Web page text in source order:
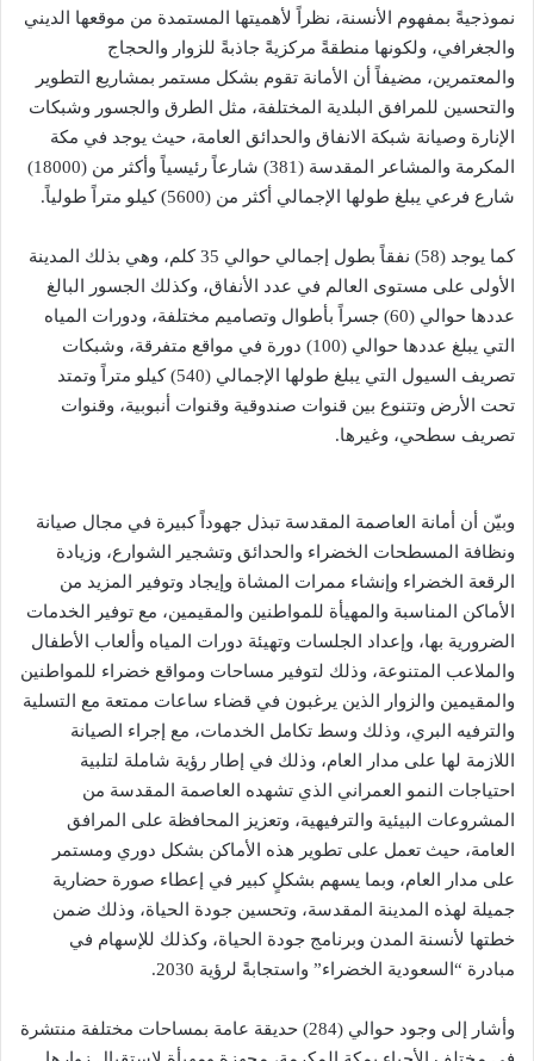
نموذجيةً بمفهوم الأنسنة، نظراً لأهميتها المستمدة من موقعها الديني
والجغرافي، ولكونها منطقةً مركزيةً جاذبةً للزوار والحجاج
والمعتمرين، مضيفاً أن الأمانة تقوم بشكل مستمر بمشاريع التطوير
والتحسين للمرافق البلدية المختلفة، مثل الطرق والجسور وشبكات
الإنارة وصيانة شبكة الانفاق والحدائق العامة، حيث يوجد في مكة
المكرمة والمشاعر المقدسة (381) شارعاً رئيسياً وأكثر من (18000)
شارع فرعي يبلغ طولها الإجمالي أكثر من (5600) كيلو متراً طولياً.
كما يوجد (58) نفقاً بطول إجمالي حوالي 35 كلم، وهي بذلك المدينة
الأولى على مستوى العالم في عدد الأنفاق، وكذلك الجسور البالغ
عددها حوالي (60) جسراً بأطوال وتصاميم مختلفة، ودورات المياه
التي يبلغ عددها حوالي (100) دورة في مواقع متفرقة، وشبكات
تصريف السيول التي يبلغ طولها الإجمالي (540) كيلو متراً وتمتد
تحت الأرض وتتنوع بين قنوات صندوقية وقنوات أنبوبية، وقنوات
تصريف سطحي، وغيرها.
وبيّن أن أمانة العاصمة المقدسة تبذل جهوداً كبيرة في مجال صيانة
ونظافة المسطحات الخضراء والحدائق وتشجير الشوارع، وزيادة
الرقعة الخضراء وإنشاء ممرات المشاة وإيجاد وتوفير المزيد من
الأماكن المناسبة والمهيأة للمواطنين والمقيمين، مع توفير الخدمات
الضرورية بها، وإعداد الجلسات وتهيئة دورات المياه وألعاب الأطفال
والملاعب المتنوعة، وذلك لتوفير مساحات ومواقع خضراء للمواطنين
والمقيمين والزوار الذين يرغبون في قضاء ساعات ممتعة مع التسلية
والترفيه البري، وذلك وسط تكامل الخدمات، مع إجراء الصيانة
اللازمة لها على مدار العام، وذلك في إطار رؤية شاملة لتلبية
احتياجات النمو العمراني الذي تشهده العاصمة المقدسة من
المشروعات البيئية والترفيهية، وتعزيز المحافظة على المرافق
العامة، حيث تعمل على تطوير هذه الأماكن بشكل دوري ومستمر
على مدار العام، وبما يسهم بشكلٍ كبير في إعطاء صورة حضارية
جميلة لهذه المدينة المقدسة، وتحسين جودة الحياة، وذلك ضمن
خطتها لأنسنة المدن وبرنامج جودة الحياة، وكذلك للإسهام في
مبادرة “السعودية الخضراء” واستجابةً لرؤية 2030.
وأشار إلى وجود حوالي (284) حديقة عامة بمساحات مختلفة منتشرة